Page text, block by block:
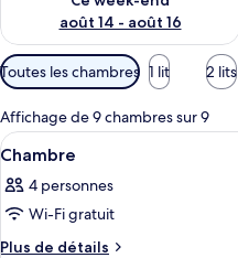
août 14 - août 16
Filtres
disponibles
pour
les
chambres
Toutes les chambres 1 lit 2 lits
Affichage de 9 chambres sur 9
Afficher
toutes
les
photos
pour
3
Chambre
4 personnes
Wi-Fi gratuit
Plus de détails
Plus